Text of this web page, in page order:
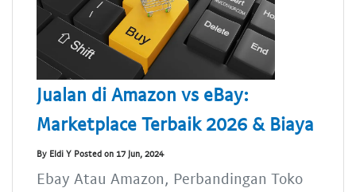
Jualan di Amazon vs eBay:
Marketplace Terbaik 2026 & Biaya
By Eldi Y Posted on 17 Jun, 2024
Ebay Atau Amazon, Perbandingan Toko